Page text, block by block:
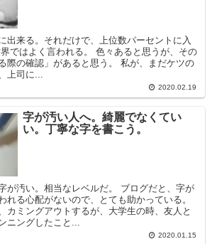
出来る。それだけで、上位数パーセントに入
ではよく言われる。 色々あると思うが、その
際の確認」があると思う。 私が、まだケツの
上司に...
2020.02.19
字が汚い人へ。綺麗でなくてい
い。丁寧な字を書こう。
が汚い。相当なレベルだ。 ブログだと、字が
れる心配がないので、とても助かっている。
カミングアウトするが、大学生の時、友人と
ニングしたこと...
2020.01.15